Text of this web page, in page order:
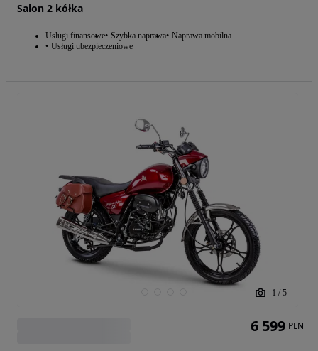
Salon 2 kółka
Usługi finansowe Szybka naprawa Naprawa mobilna
Usługi ubezpieczeniowe
1 / 5
6 599 PLN